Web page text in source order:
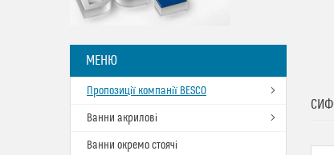
Пропозиції компанії BESCO
Ванни акрилові
Ванни окремо стоячі